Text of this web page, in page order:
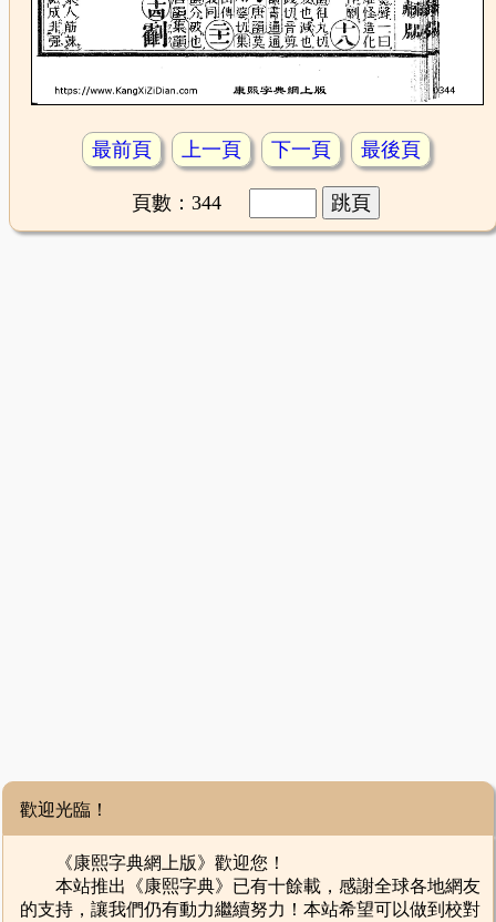
最前頁 上一頁 下一頁 最後頁
頁數：344
歡迎光臨！
《康熙字典網上版》歡迎您！
本站推出《康熙字典》已有十餘載，感謝全球各地網友
的支持，讓我們仍有動力繼續努力！本站希望可以做到校對